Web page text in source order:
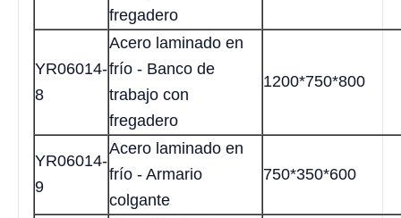
fregadero
YR06014-
8
Acero laminado en
frío - Banco de
trabajo con
fregadero
1200*750*800
YR06014-
9
Acero laminado en
frío - Armario
colgante
750*350*600